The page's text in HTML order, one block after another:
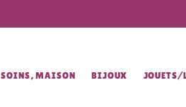
SOINS, MAISON BIJOUX JOUETS/